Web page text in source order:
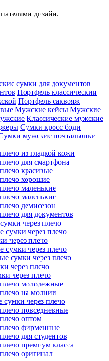
дизайн.
сумки для документов
Портфель классический
Портфель саквояж
Мужские кейсы Мужские
Классические мужские
Сумки кросс боди
мужские почтальонки
из гладкой кожи
для смартфона
красивые
хорошие
маленькие
маленькие
демисезон
для документов
через плечо
сумки через плечо
через плечо
сумки через плечо
сумки через плечо
через плечо
через плечо
молодежные
на молнии
через плечо
повседневные
оптом
фирменные
для студентов
премиум класса
оригинал